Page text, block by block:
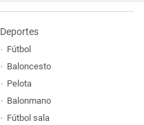
Deportes
Fútbol
Baloncesto
Pelota
Balonmano
Fútbol sala